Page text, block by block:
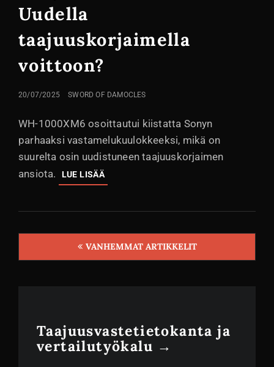
Uudella
taajuuskorjaimella
voittoon?
LÄHETETTY
20/07/2025 SWORD OF DAMOCLES
WH-1000XM6 osoittautui kiistatta Sonyn
parhaaksi vastamelukuulokkeeksi, mikä on
suurelta osin uudistuneen taajuuskorjaimen
ansiota.
LUE LISÄÄSONY
WH-
UUDELLA
Artikkelien
VANHEMMAT ARTIKKELIT
Taajuusvastetietokanta ja
vertailutyökalu →